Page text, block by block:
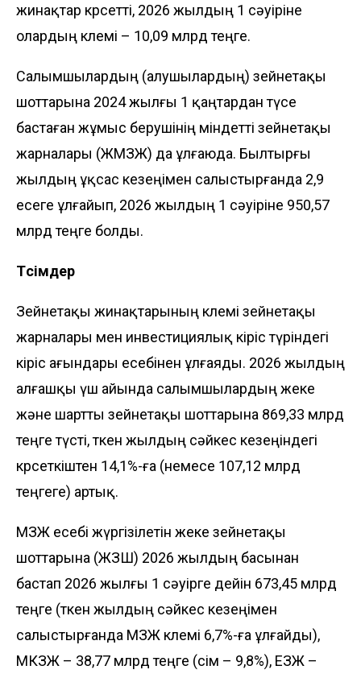
жинақтар көрсетті, 2026 жылдың 1 сәуіріне
олардың көлемі – 10,09 млрд теңге.
Салымшылардың (алушылардың) зейнетақы
шоттарына 2024 жылғы 1 қаңтардан түсе
бастаған жұмыс берушінің міндетті зейнетақы
жарналары (ЖМЗЖ) да ұлғаюда. Былтырғы
жылдың ұқсас кезеңімен салыстырғанда 2,9
есеге ұлғайып, 2026 жылдың 1 сәуіріне 950,57
млрд теңге болды.
Түсімдер
Зейнетақы жинақтарының көлемі зейнетақы
жарналары мен инвестициялық кіріс түріндегі
кіріс ағындары есебінен ұлғаяды. 2026 жылдың
алғашқы үш айында салымшылардың жеке
және шартты зейнетақы шоттарына 869,33 млрд
теңге түсті, өткен жылдың сәйкес кезеңіндегі
көрсеткіштен 14,1%-ға (немесе 107,12 млрд
теңгеге) артық.
МЗЖ есебі жүргізілетін жеке зейнетақы
шоттарына (ЖЗШ) 2026 жылдың басынан
бастап 2026 жылғы 1 сәуірге дейін 673,45 млрд
теңге (өткен жылдың сәйкес кезеңімен
салыстырғанда МЗЖ көлемі 6,7%-ға ұлғайды),
МКЗЖ – 38,77 млрд теңге (өсім – 9,8%), ЕЗЖ –